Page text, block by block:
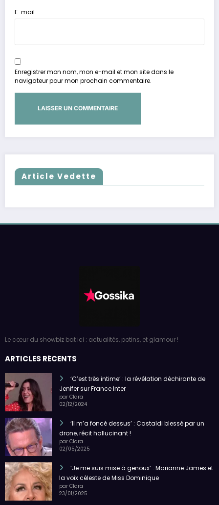
E-mail
Enregistrer mon nom, mon e-mail et mon site dans le
navigateur pour mon prochain commentaire.
Article Vedette
Le cœur du showbiz bat ici : actualités, potins, et glamour !
ARTICLES RÉCENTS
‘C’est très intime’ : la révélation déchirante de
Jenifer sur France Inter
par Clara
02/12/2024
‘Il m’a foncé dessus’ : Castaldi blessé par un
drone, récit hallucinant !
par Clara
02/05/2025
‘Je me suis mise à genoux’ : Marianne James et
la voix céleste de Miss Dominique
par Clara
23/01/2025